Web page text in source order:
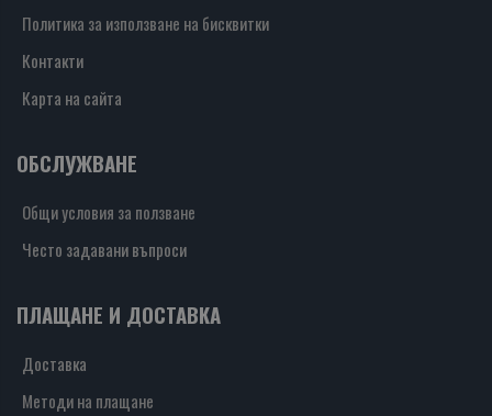
Политика за използване на бисквитки
Контакти
Карта на сайта
ОБСЛУЖВАНЕ
Общи условия за ползване
Често задавани въпроси
ПЛАЩАНЕ И ДОСТАВКА
Доставка
Методи на плащане